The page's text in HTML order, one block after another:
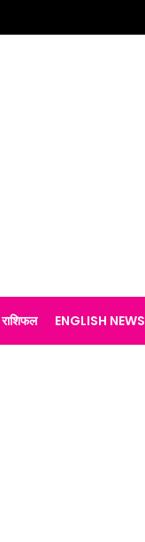
राशिफल ENGLISH NEWS